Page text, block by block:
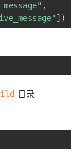
,
] )
目录